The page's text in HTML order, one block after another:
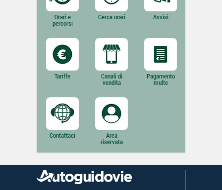
Orari e
percorsi
Cerca orari Avvisi
Tariffe Canali di
vendita
Pagamento
multe
Contattaci Area
riservata